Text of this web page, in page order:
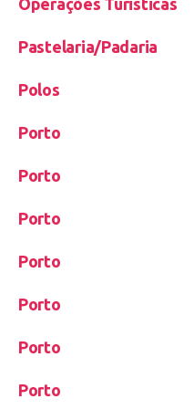
Operações Turisticas
Pastelaria/Padaria
Polos
Porto
Porto
Porto
Porto
Porto
Porto
Porto